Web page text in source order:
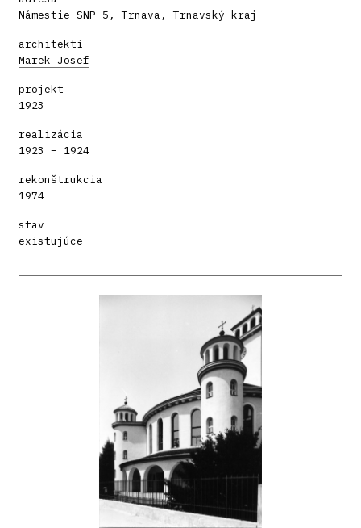
Námestie SNP 5, Trnava, Trnavský kraj
architekti
Marek Josef
projekt
1923
realizácia
1923 – 1924
rekonštrukcia
1974
stav
existujúce